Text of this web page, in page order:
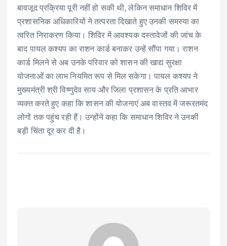
बावजूद प्रक्रिया पूरी नहीं हो सकी थी, लेकिन समाधान शिविर में
प्रशासनिक अधिकारियों ने तत्परता दिखाते हुए उनकी समस्या का
त्वरित निराकरण किया। शिविर में आवश्यक दस्तावेजों की जांच के
बाद पायल कश्यप का राशन कार्ड बनाकर उन्हें सौंपा गया। राशन
कार्ड मिलने से अब उनके परिवार को शासन की खाद्य सुरक्षा
योजनाओं का लाभ नियमित रूप से मिल सकेगा। पायल कश्यप ने
मुख्यमंत्री श्री विष्णुदेव साय और जिला प्रशासन के प्रति आभार
व्यक्त करते हुए कहा कि शासन की योजनाएं अब वास्तव में जरूरतमंद
लोगों तक पहुंच रही हैं। उन्होंने कहा कि समाधान शिविर ने उनकी
बड़ी चिंता दूर कर दी है।